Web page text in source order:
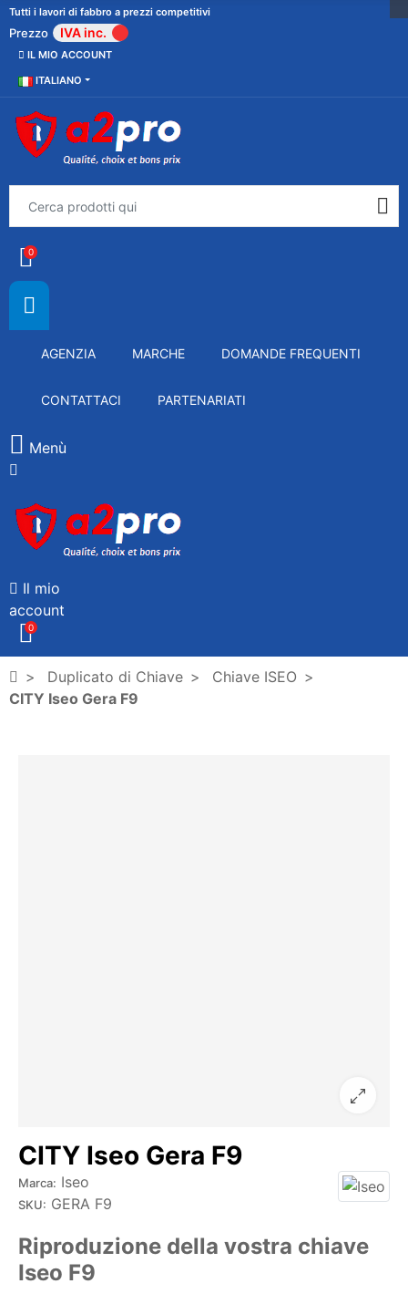
Tutti i lavori di fabbro a prezzi competitivi
Prezzo IVA inc.
IL MIO ACCOUNT
ITALIANO
0
AGENZIA MARCHE DOMANDE FREQUENTI
CONTATTACI PARTENARIATI
Menù
Il mio
account
0
Duplicato di Chiave
Chiave ISEO
CITY Iseo Gera F9
CITY Iseo Gera F9
Marca: Iseo
SKU: GERA F9
Riproduzione della vostra chiave
Iseo F9